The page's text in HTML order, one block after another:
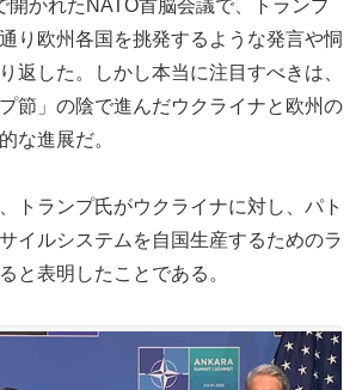
開かれたNATO首脳会議で、トランプ
り欧州各国を挑発するような発言や恫
返した。しかし本当に注目すべきは、
節」の陰で進んだウクライナと欧州の
な進展だ。
トランプ氏がウクライナに対し、パト
イルシステムを自国生産するためのラ
と表明したことである。